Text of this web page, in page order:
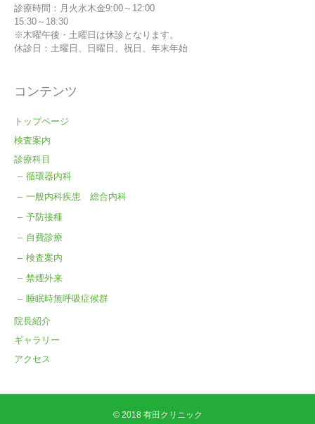
診療時間：月火水木金9:00～12:00
15:30～18:30
※木曜午後・土曜日は休診となります。
休診日：土曜日、日曜日、祝日、年末年始
コンテンツ
トップページ
検査案内
診療科目
循環器内科
一般内科疾患 総合内科
予防接種
自費診療
検査案内
禁煙外来
睡眠時無呼吸症候群
院長紹介
ギャラリー
アクセス
© 2018 有田クリニック